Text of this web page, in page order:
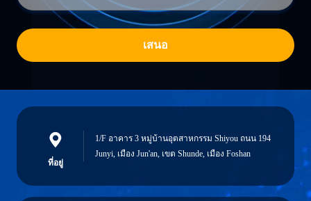
เสนอ
ที่อยู่
1/F อาคาร 3 หมู่บ้านอุตสาหกรรม Shiyou ถนน 194
Junyi, เมือง Jun'an, เขต Shunde, เมือง Foshan